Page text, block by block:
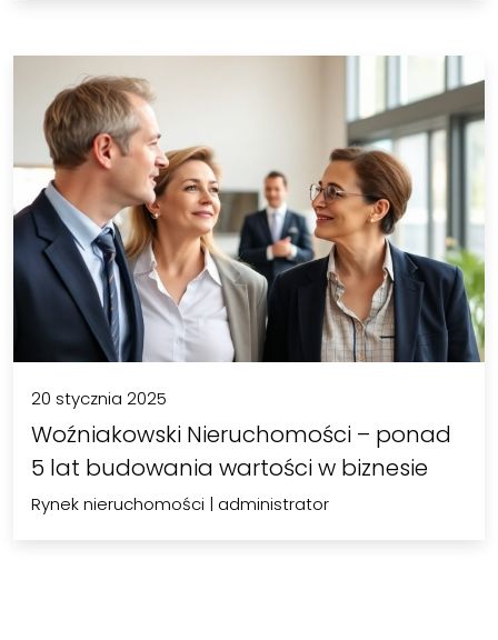
20 stycznia 2025
Woźniakowski Nieruchomości – ponad
5 lat budowania wartości w biznesie
Rynek nieruchomości | administrator